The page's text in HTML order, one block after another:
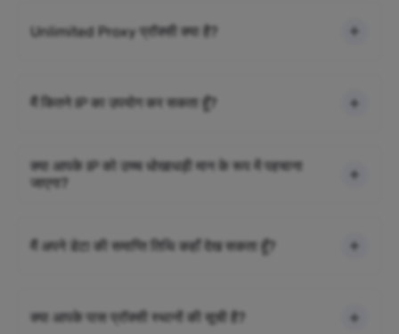
Unlimited Proxy प्रॉक्सी क्या है?
मैं कितने IP का उपयोग कर सकता हूँ?
क्या आपके IP को उच्च धोखाधड़ी मान के रूप में पहचाना
जाएगा?
मैं अपने डेटा की समाप्ति तिथि कहाँ देख सकता हूँ?
क्या आपके पास प्रॉक्सी स्थानों की सूची है?